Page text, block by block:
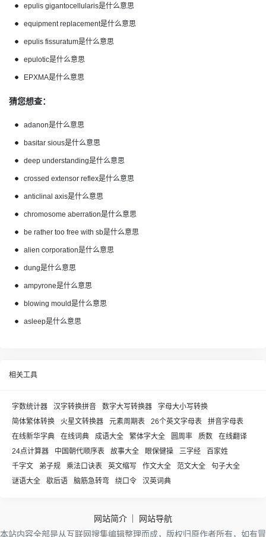
epulis gigantocellularis是什么意思
equipment replacement是什么意思
epulis fissuratum是什么意思
epulotic是什么意思
EPXMA是什么意思
猜您想查：
adanon是什么意思
basitar sious是什么意思
deep understanding是什么意思
crossed extensor reflex是什么意思
anticlinal axis是什么意思
chromosome aberration是什么意思
be rather too free with sb是什么意思
alien corporation是什么意思
dung是什么意思
ampyrone是什么意思
blowing mould是什么意思
asleep是什么意思
相关工具
字数统计器 汉字转换拼音 数字大写转换器
字母大小写转换
简体繁体转换
火星文转换器 元素周期表 26个英文字母表
拼音字母表
在线新华字典
在线词典 成语大全 繁体字大全 圆周率 质数
在线翻译
24点计算器
中国朝代顺序表 故事大全 眼保健操 三字经
百家姓
千字文
弟子规 乘法口诀表 英文缩写 作文大全 范文大全
句子大全
谜语大全
歇后语 脑筋急转弯 绕口令 汉英词典
网站简介
网站导航
本站内容全部是从互联网搜集编辑整理而成，版权归原作者所有，如有冒